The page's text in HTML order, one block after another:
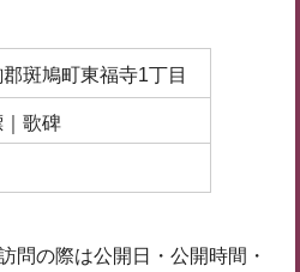
斑鳩町東福寺1丁目
歌碑
問の際は公開日・公開時間・